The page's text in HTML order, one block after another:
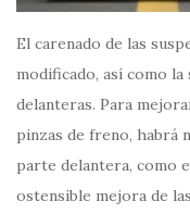
El carenado de las
modificado, así como la
delanteras. Para
pinzas de freno, habrá
parte delantera, como
ostensible mejora de